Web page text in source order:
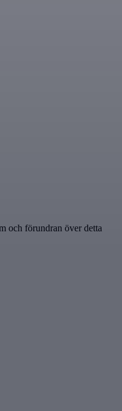
och förundran över detta